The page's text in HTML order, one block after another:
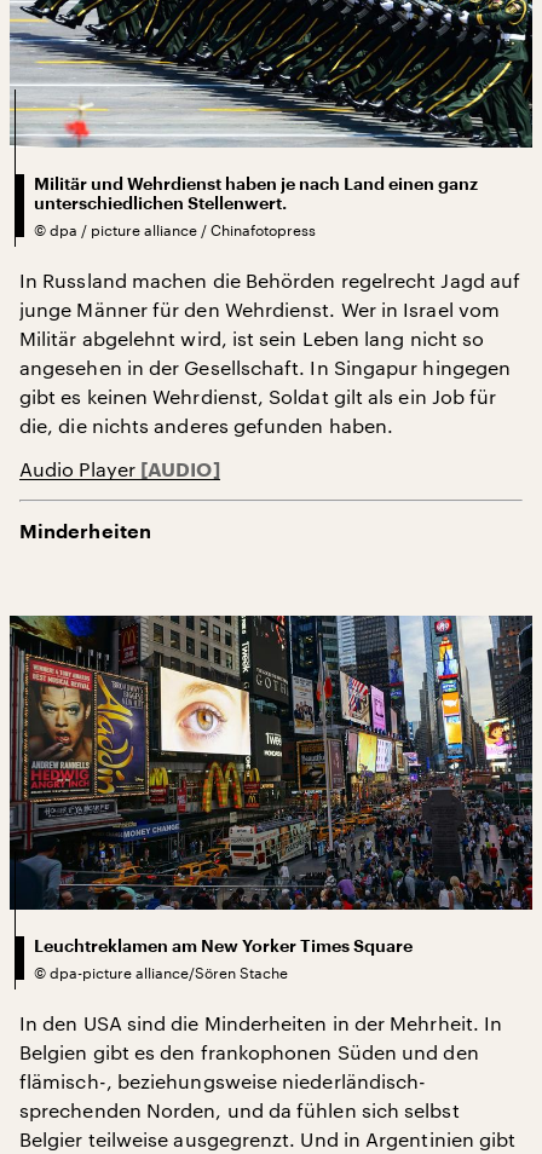
Militär und Wehrdienst haben je nach Land einen ganz
unterschiedlichen Stellenwert.
© dpa / picture alliance / Chinafotopress
In Russland machen die Behörden regelrecht Jagd auf
junge Männer für den Wehrdienst. Wer in Israel vom
Militär abgelehnt wird, ist sein Leben lang nicht so
angesehen in der Gesellschaft. In Singapur hingegen
gibt es keinen Wehrdienst, Soldat gilt als ein Job für
die, die nichts anderes gefunden haben.
Audio Player
Minderheiten
Leuchtreklamen am New Yorker Times Square
© dpa-picture alliance/Sören Stache
In den USA sind die Minderheiten in der Mehrheit. In
Belgien gibt es den frankophonen Süden und den
flämisch-, beziehungsweise niederländisch-
sprechenden Norden, und da fühlen sich selbst
Belgier teilweise ausgegrenzt. Und in Argentinien gibt